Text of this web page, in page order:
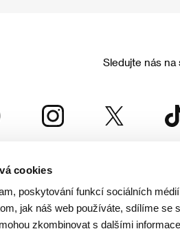
cookies
poskytování funkcí sociálních
jak náš web používáte, sdílíme se
zkombinovat s dalšími
Sledujte nás na
součástí rodiny KVIFF Group, která